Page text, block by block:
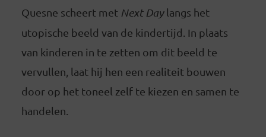
Quesne scheert met Next Daylangs het
utopische beeld van de kindertijd. In plaats
van kinderen in te zetten om dit beeld te
vervullen, laat hij hen een realiteit bouwen
door op het toneel zelf te kiezen en samen te
handelen.